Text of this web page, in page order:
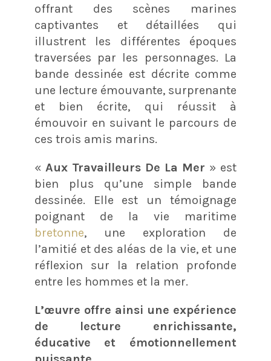
offrant des scènes marines
captivantes et détaillées qui
illustrent les différentes époques
traversées par les personnages. La
bande dessinée est décrite comme
une lecture émouvante, surprenante
et bien écrite, qui réussit à
émouvoir en suivant le parcours de
ces trois amis marins.
« Aux Travailleurs De La Mer » est
bien plus qu’une simple bande
dessinée. Elle est un témoignage
poignant de la vie maritime
bretonne, une exploration de
l’amitié et des aléas de la vie, et une
réflexion sur la relation profonde
entre les hommes et la mer.
L’œuvre offre ainsi une expérience
de lecture enrichissante,
éducative et émotionnellement